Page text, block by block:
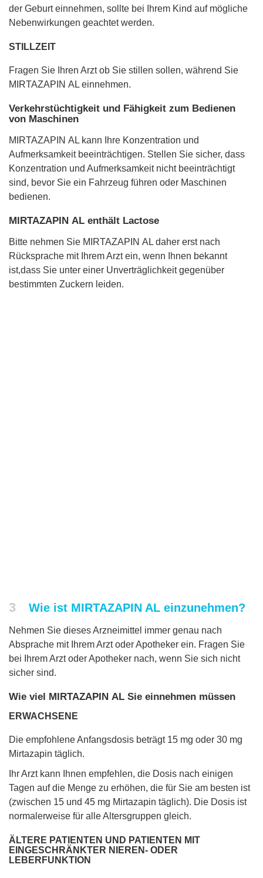
der Geburt einnehmen, sollte bei Ihrem Kind auf mögliche
Nebenwirkungen geachtet werden.
STILLZEIT
Fragen Sie Ihren Arzt ob Sie stillen sollen, während Sie
MIRTAZAPIN AL einnehmen.
Verkehrstüchtigkeit und Fähigkeit zum Bedienen
von Maschinen
MIRTAZAPIN AL kann Ihre Konzentration und
Aufmerksamkeit beeinträchtigen. Stellen Sie sicher, dass
Konzentration und Aufmerksamkeit nicht beeinträchtigt
sind, bevor Sie ein Fahrzeug führen oder Maschinen
bedienen.
MIRTAZAPIN AL enthält Lactose
Bitte nehmen Sie MIRTAZAPIN AL daher erst nach
Rücksprache mit Ihrem Arzt ein, wenn Ihnen bekannt
ist,dass Sie unter einer Unverträglichkeit gegenüber
bestimmten Zuckern leiden.
3 Wie ist MIRTAZAPIN AL einzunehmen?
Nehmen Sie dieses Arzneimittel immer genau nach
Absprache mit Ihrem Arzt oder Apotheker ein. Fragen Sie
bei Ihrem Arzt oder Apotheker nach, wenn Sie sich nicht
sicher sind.
Wie viel MIRTAZAPIN AL Sie einnehmen müssen
ERWACHSENE
Die empfohlene Anfangsdosis beträgt 15 mg oder 30 mg
Mirtazapin täglich.
Ihr Arzt kann Ihnen empfehlen, die Dosis nach einigen
Tagen auf die Menge zu erhöhen, die für Sie am besten ist
(zwischen 15 und 45 mg Mirtazapin täglich). Die Dosis ist
normalerweise für alle Altersgruppen gleich.
ÄLTERE PATIENTEN UND PATIENTEN MIT
EINGESCHRÄNKTER NIEREN- ODER
LEBERFUNKTION